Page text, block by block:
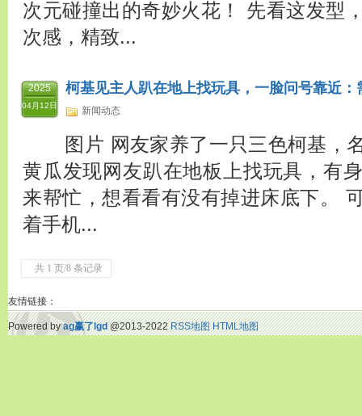
次元碰撞出的奇妙火花！ 先看这发型
次感，精致...
2025
04月12日
柯基见主人趴在地上找玩具，一脸问号靠近：
新闻动态
图片 网友家养了一只三色柯基，
黄瓜发现网友趴在地板上找玩具，有
来帮忙，想看看有没有掉进床底下。
着手机...
共 1 页/8 条记录
友情链接：
Powered byag赢了lgd@2013-2022RSS地图 HTML地图